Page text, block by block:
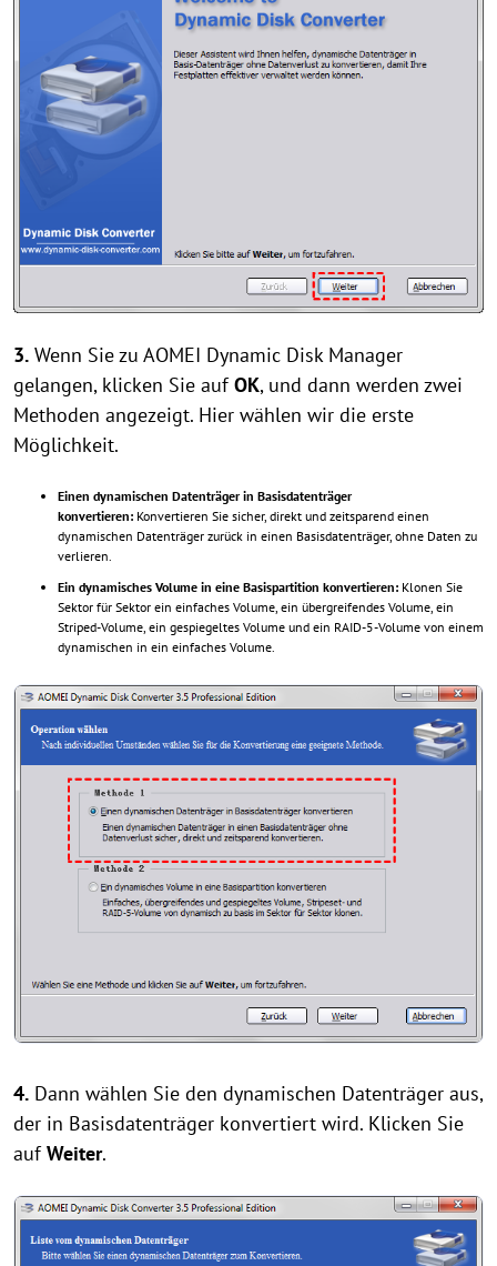
3. Wenn Sie zu AOMEI Dynamic Disk Manager
gelangen, klicken Sie aufOK, und dann werden zwei
Methoden angezeigt. Hier wählen wir die erste
Möglichkeit.
Einen dynamischen Datenträger in Basisdatenträger
konvertieren: Konvertieren Sie sicher, direkt und zeitsparend einen
dynamischen Datenträger zurück in einen Basisdatenträger, ohne Daten zu
verlieren.
Ein dynamisches Volume in eine Basispartition konvertieren: Klonen Sie
Sektor für Sektor ein einfaches Volume, ein übergreifendes Volume, ein
Striped-Volume, ein gespiegeltes Volume und ein RAID-5-Volume von einem
dynamischen in ein einfaches Volume.
4. Dann wählen Sie den dynamischen Datenträger aus,
der in Basisdatenträger konvertiert wird. Klicken Sie
aufWeiter.